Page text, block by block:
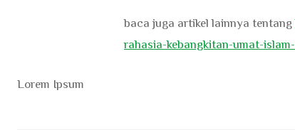
baca juga artikel lainnya tentang
rahasia-kebangkitan-umat-
Lorem Ipsum